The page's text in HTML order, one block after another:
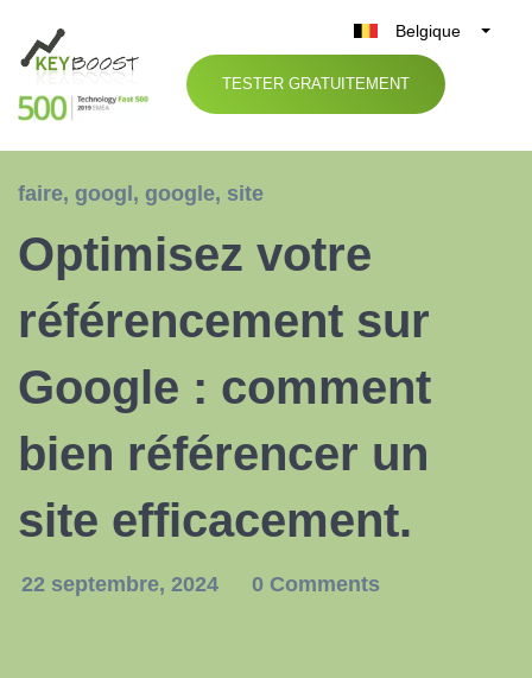
Belgique
België
Nederland
TESTER GRATUITEMENT
faire, googl , google, site
Optimisez votre
référencement sur
Google : comment
bien référencer un
site efficacement.
22 septembre, 2024 0 Comments